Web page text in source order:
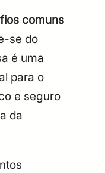
comuns
se do
é uma
para o
e seguro
da